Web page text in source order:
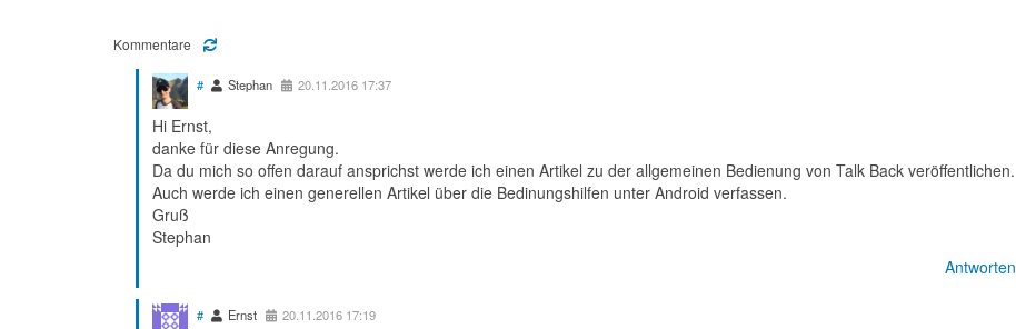
Kommentare
# Stephan 20.11.2016 17:37
Hi Ernst,
danke für diese Anregung.
Da du mich so offen darauf ansprichst werde ich einen Artikel zu der allgemeinen Bedienung von Talk Back veröffentlichen.
Auch werde ich einen generellen Artikel über die Bedinungshilfen unter Android verfassen.
Gruß
Stephan
Antworten
# Ernst 20.11.2016 17:19